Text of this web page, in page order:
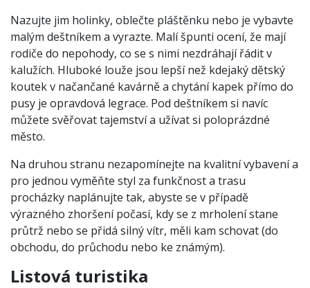
Nazujte jim holinky, oblečte pláštěnku nebo je vybavte
malým deštníkem a vyrazte. Malí špunti ocení, že mají
rodiče do nepohody, co se s nimi nezdráhají řádit v
kalužích. Hluboké louže jsou lepší než kdejaký dětský
koutek v načančané kavárně a chytání kapek přímo do
pusy je opravdová legrace. Pod deštníkem si navíc
můžete svěřovat tajemství a užívat si poloprázdné
město.
Na druhou stranu nezapomínejte na kvalitní vybavení a
pro jednou vyměňte styl za funkčnost a trasu
procházky naplánujte tak, abyste se v případě
výrazného zhoršení počasí, kdy se z mrholení stane
průtrž nebo se přidá silný vítr, měli kam schovat (do
obchodu, do průchodu nebo ke známým).
Listová turistika